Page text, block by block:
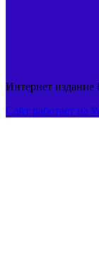
Интернет издание
Сайт работает на